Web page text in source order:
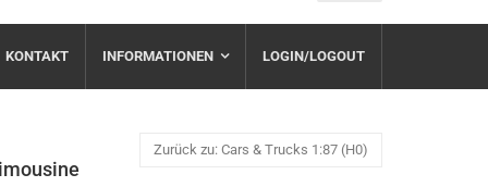
KONTAKT INFORMATIONEN LOGIN/LOGOUT
Zurück zu: Cars & Trucks 1:87 (H0)